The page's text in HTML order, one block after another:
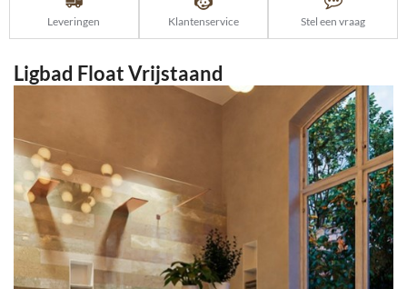
Leveringen Klantenservice Stel een vraag
Ligbad Float Vrijstaand